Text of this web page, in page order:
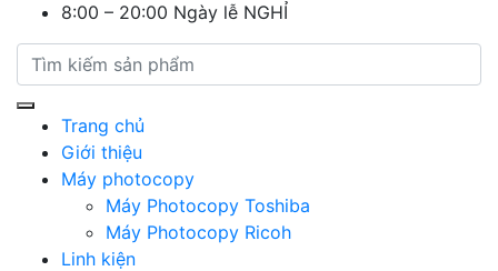
8:00 – 20:00 Ngày lễ NGHỈ
Trang chủ
Giới thiệu
Máy photocopy
Máy Photocopy Toshiba
Máy Photocopy Ricoh
Linh kiện